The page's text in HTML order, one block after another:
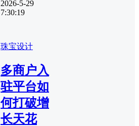
2026-5-29
7:30:19
珠宝设计
多商户入
驻平台如
何打破增
长天花